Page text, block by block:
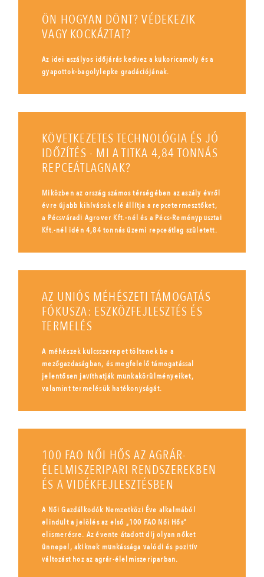
ÖN HOGYAN DÖNT? VÉDEKEZIK
VAGY KOCKÁZTAT?
Az idei aszályos időjárás kedvez a kukoricamoly és a
gyapottok-bagolylepke gradációjának.
KÖVETKEZETES TECHNOLÓGIA ÉS JÓ
IDŐZÍTÉS - MI A TITKA 4,84 TONNÁS
REPCEÁTLAGNAK?
Miközben az ország számos térségében az aszály évről
évre újabb kihívások elé állítja a repcetermesztőket,
a Pécsváradi Agrover Kft.-nél és a Pécs-Reménypusztai
Kft.-nél idén 4,84 tonnás üzemi repceátlag született.
AZ UNIÓS MÉHÉSZETI TÁMOGATÁS
FÓKUSZA: ESZKÖZFEJLESZTÉS ÉS
TERMELÉS
A méhészek kulcsszerepet töltenek be a
mezőgazdaságban, és megfelelő támogatással
jelentősen javíthatják munkakörülményeiket,
valamint termelésük hatékonyságát.
100 FAO NŐI HŐS AZ AGRÁR-
ÉLELMISZERIPARI RENDSZEREKBEN
ÉS A VIDÉKFEJLESZTÉSBEN
A Női Gazdálkodók Nemzetközi Éve alkalmából
elindult a jelölés az első „100 FAO Női Hős”
elismerésre. Az évente átadott díj olyan nőket
ünnepel, akiknek munkássága valódi és pozitív
változást hoz az agrár-élelmiszeriparban.